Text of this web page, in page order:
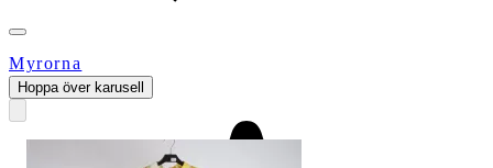
Myrorna
Hoppa över karusell